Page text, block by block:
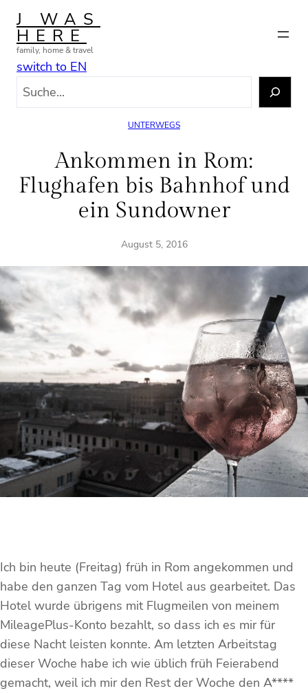
Zum
Inhalt
springen
J WAS
HERE
family, home & travel
switch to EN
UNTERWEGS
Ankommen in Rom:
Flughafen bis Bahnhof und
ein Sundowner
August 5, 2016
Ich bin heute (Freitag) früh in Rom angekommen und
habe den ganzen Tag vom Hotel aus gearbeitet. Das
Hotel wurde übrigens mit Flugmeilen von meinem
MileagePlus-Konto bezahlt, so dass ich es mir für
diese Nacht leisten konnte. Am letzten Arbeitstag
dieser Woche habe ich wie üblich früh Feierabend
gemacht, weil ich mir den Rest der Woche den A****